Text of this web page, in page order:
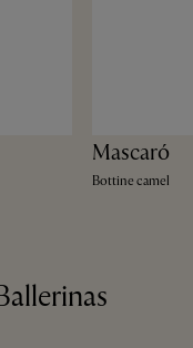
Mascaró
Bottine camel